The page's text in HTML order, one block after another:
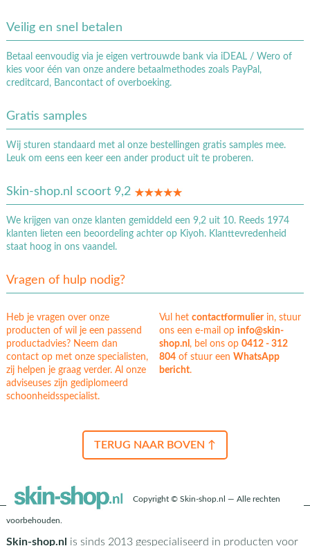
Veilig en snel betalen
Betaal eenvoudig via je eigen vertrouwde bank via iDEAL / Wero of
kies voor één van onze andere betaalmethodes zoals PayPal,
creditcard, Bancontact of overboeking.
Gratis samples
Wij sturen standaard met al onze bestellingen gratis samples mee.
Leuk om eens een keer een ander product uit te proberen.
Skin-shop.nl scoort 9,2
We krijgen van onze klanten gemiddeld een 9,2 uit 10. Reeds 1974
klanten lieten een beoordeling achter op Kiyoh. Klanttevredenheid
staat hoog in ons vaandel.
Vragen of hulp nodig?
Heb je vragen over onze
producten of wil je een passend
productadvies? Neem dan
contact op met onze specialisten,
zij helpen je graag verder. Al onze
adviseuses zijn gediplomeerd
schoonheidsspecialist.
Vul hetcontactformulierin, stuur
ons een e-mail op info@skin-
shop.nl, bel ons op0412 - 312
804 of stuur eenWhatsApp
bericht.
TERUG NAAR BOVEN ↑
Copyright © Skin-shop.nl — Alle rechten
voorbehouden.
Skin-shop.nl is sinds 2013 gespecialiseerd in producten voor